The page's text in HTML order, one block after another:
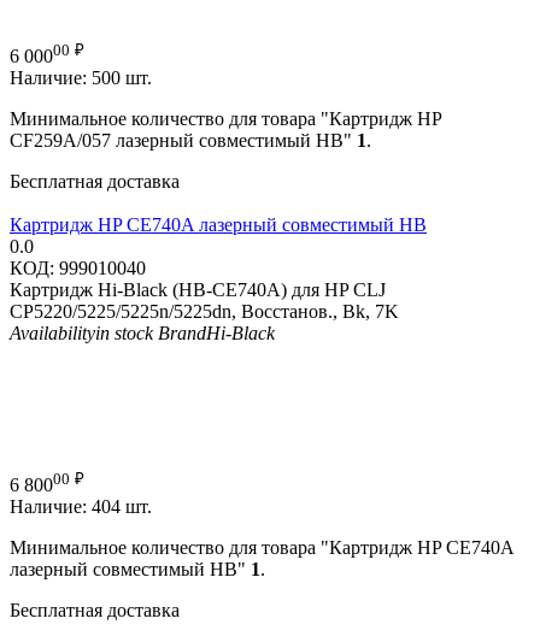
6 00000 ₽
Наличие: 500 шт.
Минимальное количество для товара "Картридж HP
CF259A/057 лазерный совместимый HB" 1.
Бесплатная доставка
Картридж HP CE740A лазерный совместимый HB
0.0
КОД: 999010040
Картридж Hi-Black (HB-CE740A) для HP CLJ
CP5220/5225/5225n/5225dn, Восстанов., Bk, 7K
Availabilityin stock BrandHi-Black
6 80000 ₽
Наличие: 404 шт.
Минимальное количество для товара "Картридж HP CE740A
лазерный совместимый HB" 1.
Бесплатная доставка